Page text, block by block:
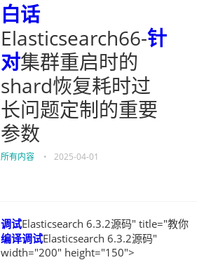
白话
Elasticsearch66-针
对集群重启时的
shard恢复耗时过
长问题定制的重要
参数
所有内容 • 2025-04-01
调试Elasticsearch 6.3.2源码" title="教你
编译调试Elasticsearch 6.3.2源码"
width="200" height="150">